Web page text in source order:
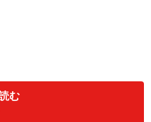
て美味しくない」という
れませんが、小麦粉をつ
む